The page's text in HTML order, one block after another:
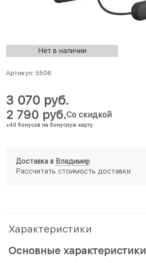
Нет в наличии
Артикул: 5506
2 790 руб.
+40 бонусов на бонусную карту
Со скидкой
3 070 руб.
Доставка в Владимир
Рассчитать стоимость доставки
Характеристики
Основные характеристики